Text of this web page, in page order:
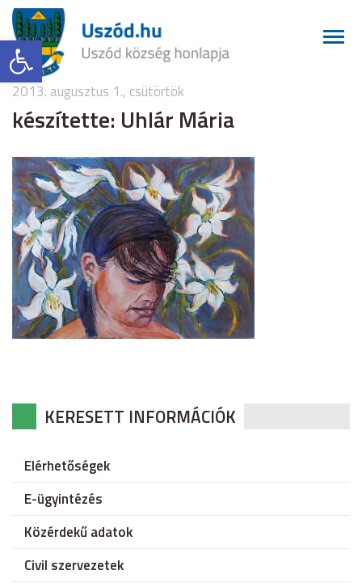
Eszköztár megnyitása
2013. augusztus 1., csütörtök
készítette: Uhlár Mária
KERESETT INFORMÁCIÓK
Elérhetőségek
E-ügyintézés
Közérdekű adatok
Civil szervezetek